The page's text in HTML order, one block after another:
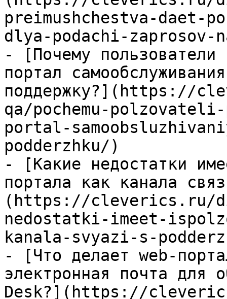
preimushchestva-daet-
dlya-podachi-
- [Почему пользователи
портал
поддержку?](https://
qa/pochemu-
portal-
podderzhku/)
- [Какие недостатки
портала как канала
(https://cleverics.ru/
nedostatki-imeet-
kanala-svyazi-s-
- [Что делает web-
электронная почта для
Desk?](https://